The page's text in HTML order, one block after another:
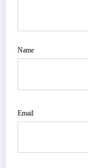
Name
Email